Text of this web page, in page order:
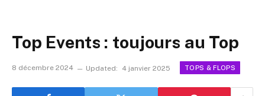
Top Events : toujours au Top
8 décembre 2024 Updated: 4 janvier 2025 TOPS & FLOPS